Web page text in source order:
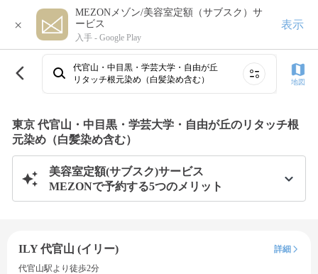
×
MEZONメゾン/美容室定額（サブスク）サ
ービス
入手 - Google Play
表示
代官山・中目黒・学芸大学・自由が丘
リタッチ根元染め（白髪染め含む）
地図
東京 代官山・中目黒・学芸大学・自由が丘のリタッチ根
元染め（白髪染め含む）
美容室定額(サブスク)サービス
MEZONで予約する5つのメリット
ILY 代官山 (イリー)
詳細
代官山駅より徒歩2分